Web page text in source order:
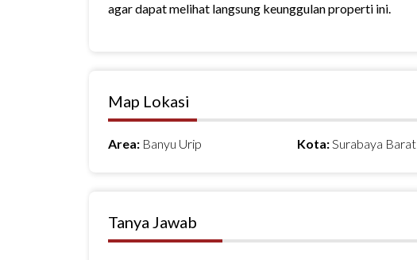
agar dapat melihat langsung keunggulan properti ini.
Map Lokasi
Area: Banyu Urip Kota:Surabaya Barat
Tanya Jawab